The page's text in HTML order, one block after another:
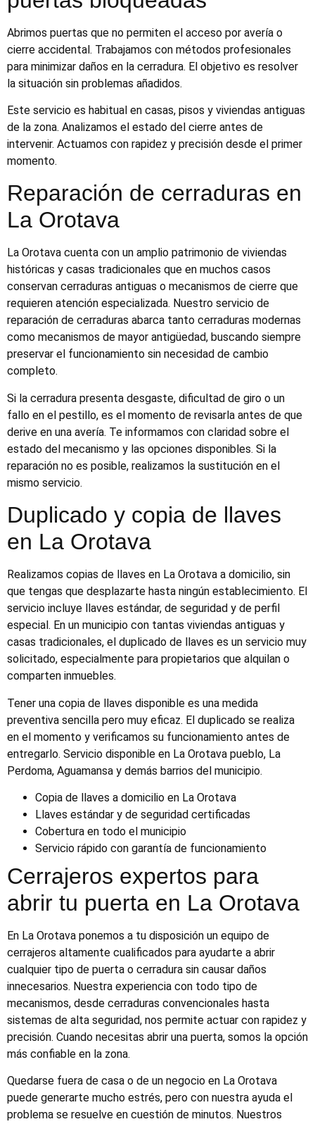
Abrimos puertas que no permiten el acceso por avería o
cierre accidental. Trabajamos con métodos profesionales
para minimizar daños en la cerradura. El objetivo es resolver
la situación sin problemas añadidos.
Este servicio es habitual en casas, pisos y viviendas antiguas
de la zona. Analizamos el estado del cierre antes de
intervenir. Actuamos con rapidez y precisión desde el primer
momento.
Reparación de cerraduras en
La Orotava
La Orotava cuenta con un amplio patrimonio de viviendas
históricas y casas tradicionales que en muchos casos
conservan cerraduras antiguas o mecanismos de cierre que
requieren atención especializada. Nuestro servicio de
reparación de cerraduras abarca tanto cerraduras modernas
como mecanismos de mayor antigüedad, buscando siempre
preservar el funcionamiento sin necesidad de cambio
completo.
Si la cerradura presenta desgaste, dificultad de giro o un
fallo en el pestillo, es el momento de revisarla antes de que
derive en una avería. Te informamos con claridad sobre el
estado del mecanismo y las opciones disponibles. Si la
reparación no es posible, realizamos la sustitución en el
mismo servicio.
Duplicado y copia de llaves
en La Orotava
Realizamos copias de llaves en La Orotava a domicilio, sin
que tengas que desplazarte hasta ningún establecimiento. El
servicio incluye llaves estándar, de seguridad y de perfil
especial. En un municipio con tantas viviendas antiguas y
casas tradicionales, el duplicado de llaves es un servicio muy
solicitado, especialmente para propietarios que alquilan o
comparten inmuebles.
Tener una copia de llaves disponible es una medida
preventiva sencilla pero muy eficaz. El duplicado se realiza
en el momento y verificamos su funcionamiento antes de
entregarlo. Servicio disponible en La Orotava pueblo, La
Perdoma, Aguamansa y demás barrios del municipio.
Copia de llaves a domicilio en La Orotava
Llaves estándar y de seguridad certificadas
Cobertura en todo el municipio
Servicio rápido con garantía de funcionamiento
Cerrajeros expertos para
abrir tu puerta en La Orotava
En La Orotava ponemos a tu disposición un equipo de
cerrajeros altamente cualificados para ayudarte a abrir
cualquier tipo de puerta o cerradura sin causar daños
innecesarios. Nuestra experiencia con todo tipo de
mecanismos, desde cerraduras convencionales hasta
sistemas de alta seguridad, nos permite actuar con rapidez y
precisión. Cuando necesitas abrir una puerta, somos la opción
más confiable en la zona.
Quedarse fuera de casa o de un negocio en La Orotava
puede generarte mucho estrés, pero con nuestra ayuda el
problema se resuelve en cuestión de minutos. Nuestros